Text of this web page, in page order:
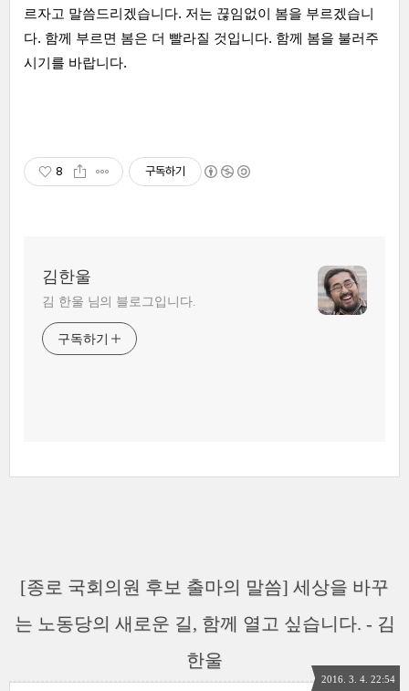
르자고 말씀드리겠습니다. 저는 끊임없이 봄을 부르겠습니
다. 함께 부르면 봄은 더 빨라질 것입니다. 함께 봄을 불러주
시기를 바랍니다.
8 구독하기
김한울
김 한울 님의 블로그입니다.
구독하기
[종로 국회의원 후보 출마의 말씀] 세상을 바꾸
는 노동당의 새로운 길, 함께 열고 싶습니다. - 김
한울
2016. 3. 4. 22:54